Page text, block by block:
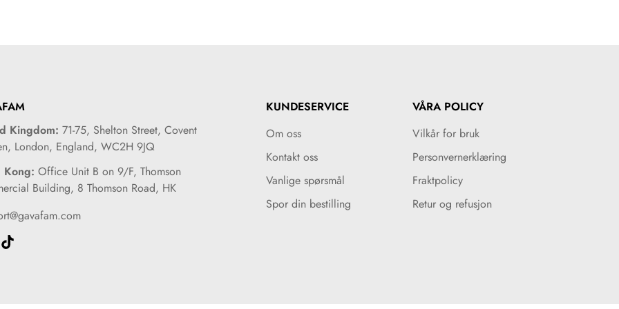
Kingdom: 71-75, Shelton Street, Covent
London, England, WC2H 9JQ
Kong: Office Unit B on 9/F, Thomson
Building, 8 Thomson Road, HK
KUNDESERVICE
Om oss
Kontakt oss
Vanlige spørsmål
Spor din bestilling
VÅRA POLICY
Vilkår for bruk
Personvernerklæring
Fraktpolicy
Retur og refusjon